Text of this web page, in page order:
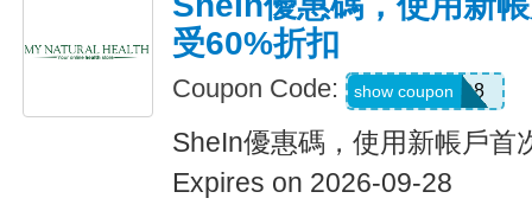
受60%折扣
Coupon Code: TFSD8
show coupon
SheIn優惠碼，使用新帳戶首
Expires on 2026-09-28